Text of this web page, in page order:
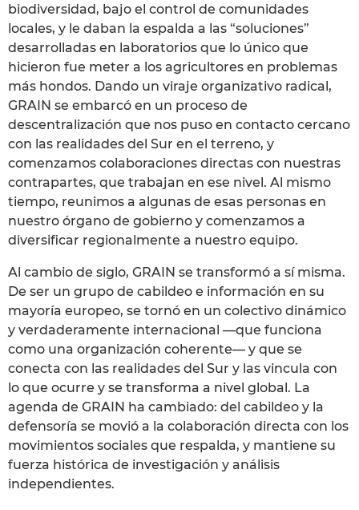
biodiversidad, bajo el control de comunidades
locales, y le daban la espalda a las “soluciones”
desarrolladas en laboratorios que lo único que
hicieron fue meter a los agricultores en problemas
más hondos. Dando un viraje organizativo radical,
GRAIN se embarcó en un proceso de
descentralización que nos puso en contacto cercano
con las realidades del Sur en el terreno, y
comenzamos colaboraciones directas con nuestras
contrapartes, que trabajan en ese nivel. Al mismo
tiempo, reunimos a algunas de esas personas en
nuestro órgano de gobierno y comenzamos a
diversificar regionalmente a nuestro equipo.
Al cambio de siglo, GRAIN se transformó a sí misma.
De ser un grupo de cabildeo e información en su
mayoría europeo, se tornó en un colectivo dinámico
y verdaderamente internacional —que funciona
como una organización coherente— y que se
conecta con las realidades del Sur y las vincula con
lo que ocurre y se transforma a nivel global. La
agenda de GRAIN ha cambiado: del cabildeo y la
defensoría se movió a la colaboración directa con los
movimientos sociales que respalda, y mantiene su
fuerza histórica de investigación y análisis
independientes.